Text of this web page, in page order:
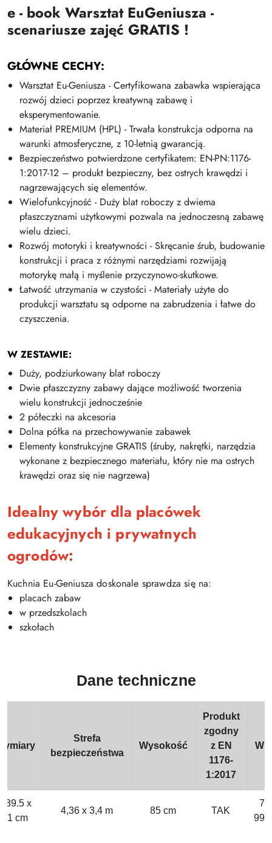
e - book Warsztat EuGeniusza -
scenariusze zajęć GRATIS !
GŁÓWNE CECHY:
Warsztat Eu-Geniusza - Certyfikowana zabawka wspierająca
rozwój dzieci poprzez kreatywną zabawę i
eksperymentowanie.
Materiał PREMIUM (HPL) - Trwała konstrukcja odporna na
warunki atmosferyczne, z 10-letnią gwarancją.
Bezpieczeństwo potwierdzone certyfikatem: EN-PN:1176-
1:2017-12 – produkt bezpieczny, bez ostrych krawędzi i
nagrzewających się elementów.
Wielofunkcyjność - Duży blat roboczy z dwiema
płaszczyznami użytkowymi pozwala na jednoczesną zabawę
wielu dzieci.
Rozwój motoryki i kreatywności - Skręcanie śrub, budowanie
konstrukcji i praca z różnymi narzędziami rozwijają
motorykę małą i myślenie przyczynowo-skutkowe.
Łatwość utrzymania w czystości - Materiały użyte do
produkcji warsztatu są odporne na zabrudzenia i łatwe do
czyszczenia.
W ZESTAWIE:
Duży, podziurkowany blat roboczy
Dwie płaszczyzny zabawy dające możliwość tworzenia
wielu konstrukcji jednocześnie
2 półeczki na akcesoria
Dolna półka na przechowywanie zabawek
Elementy konstrukcyjne GRATIS (śruby, nakrętki, narzędzia
wykonane z bezpiecznego materiału, który nie ma ostrych
krawędzi oraz się nie nagrzewa)
Idealny wybór dla placówek
edukacyjnych i prywatnych
ogrodów:
Kuchnia Eu-Geniusza doskonale sprawdza się na:
placach zabaw
w przedszkolach
szkołach
Dane techniczne
Strefa
bezpieczeństwa
Wysokość
Produkt
zgodny
z EN
1176-
1:2017
x
41 cm
4,36 x 3,4 m 85 cm TAK
7 –
99